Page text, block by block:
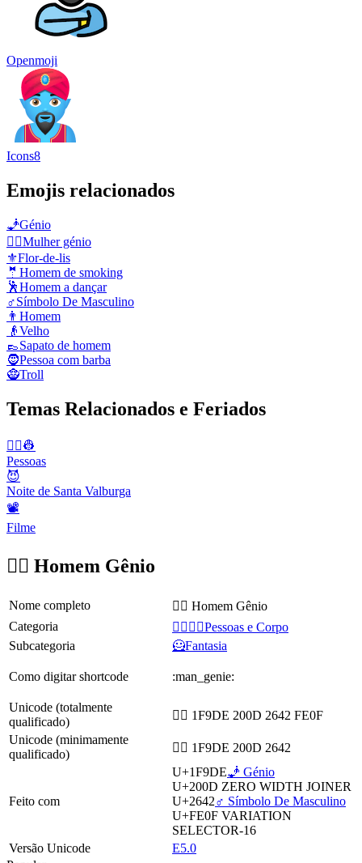
Openmoji
Icons8
Emojis relacionados
🧞Génio
🧞‍♀️Mulher génio
⚜️Flor-de-lis
🤵 Homem de smoking
🕺Homem a dançar
♂️Símbolo De Masculino
👨 Homem
👴Velho
👞Sapato de homem
🧔Pessoa com barba
🧌Troll
Temas Relacionados e Feriados
👨‍✈️👷
Pessoas
😈
Noite de Santa Valburga
📽
Filme
🧞‍♂️ Homem Gênio
Nome completo
🧞‍♂️ Homem Gênio
Categoria
👩‍❤️‍💋‍👨Pessoas e Corpo
Subcategoria
🦸Fantasia
Como digitar shortcode :man_genie:
Unicode (totalmente
qualificado)
🧞‍♂️ 1F9DE 200D 2642 FE0F
Unicode (minimamente
qualificado)
🧞‍♂ 1F9DE 200D 2642
Feito com
U+1F9DE🧞 Génio
U+200D ZERO WIDTH JOINER
U+2642♂️ Símbolo De Masculino
U+FE0F VARIATION
SELECTOR-16
Versão Unicode
E5.0